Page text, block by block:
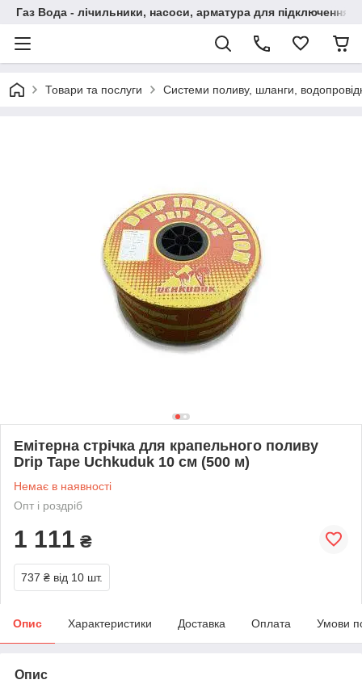
Газ Вода - лічильники, насоси, арматура для підключення,
Товари та послуги Системи поливу, шланги,
Емітерна стрічка для крапельного поливу
Drip Tape Uchkuduk 10 см (500 м)
Немає в наявності
Опт і роздріб
1 111 ₴
737 ₴ від 10 шт.
Опис Характеристики Доставка Оплата Умови
Опис